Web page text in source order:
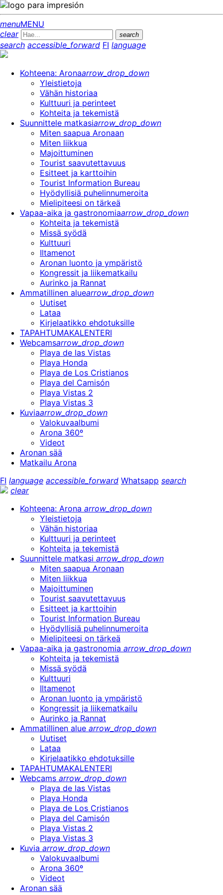
menuMENU
clear
search
search accessible_forward FI language
Kohteena: Aronaarrow_drop_down
Yleistietoja
Vähän historiaa
Kulttuuri ja perinteet
Kohteita ja tekemistä
Suunnittele matkasiarrow_drop_down
Miten saapua Aronaan
Miten liikkua
Majoittuminen
Tourist saavutettavuus
Esitteet ja karttoihin
Tourist Information Bureau
Hyödyllisiä puhelinnumeroita
Mielipiteesi on tärkeä
Vapaa-aika ja gastronomiaarrow_drop_down
Kohteita ja tekemistä
Missä syödä
Kulttuuri
Iltamenot
Aronan luonto ja ympäristö
Kongressit ja liikematkailu
Aurinko ja Rannat
Ammatillinen aluearrow_drop_down
Uutiset
Lataa
Kirjelaatikko ehdotuksille
TAPAHTUMAKALENTERI
Webcamsarrow_drop_down
Playa de las Vistas
Playa Honda
Playa de Los Cristianos
Playa del Camisón
Playa Vistas 2
Playa Vistas 3
Kuviaarrow_drop_down
Valokuvaalbumi
Arona 360º
Videot
Aronan sää
Matkailu Arona
FI language accessible_forward Whatsapp search
clear
Kohteena: Arona arrow_drop_down
Yleistietoja
Vähän historiaa
Kulttuuri ja perinteet
Kohteita ja tekemistä
Suunnittele matkasi arrow_drop_down
Miten saapua Aronaan
Miten liikkua
Majoittuminen
Tourist saavutettavuus
Esitteet ja karttoihin
Tourist Information Bureau
Hyödyllisiä puhelinnumeroita
Mielipiteesi on tärkeä
Vapaa-aika ja gastronomia arrow_drop_down
Kohteita ja tekemistä
Missä syödä
Kulttuuri
Iltamenot
Aronan luonto ja ympäristö
Kongressit ja liikematkailu
Aurinko ja Rannat
Ammatillinen alue arrow_drop_down
Uutiset
Lataa
Kirjelaatikko ehdotuksille
TAPAHTUMAKALENTERI
Webcams arrow_drop_down
Playa de las Vistas
Playa Honda
Playa de Los Cristianos
Playa del Camisón
Playa Vistas 2
Playa Vistas 3
Kuvia arrow_drop_down
Valokuvaalbumi
Arona 360º
Videot
Aronan sää